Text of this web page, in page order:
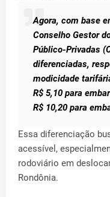
Agora, com base
Conselho Gestor
Público-Privadas
diferenciadas,
modicidade
R$ 5,10 para
R$ 10,20 para
Essa diferenciação
acessível,
rodoviário em
Rondônia.